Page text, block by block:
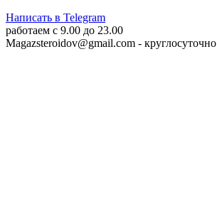
Написать в Telegram
работаем c 9.00 до 23.00
Magazsteroidov@gmail.com - круглосуточно